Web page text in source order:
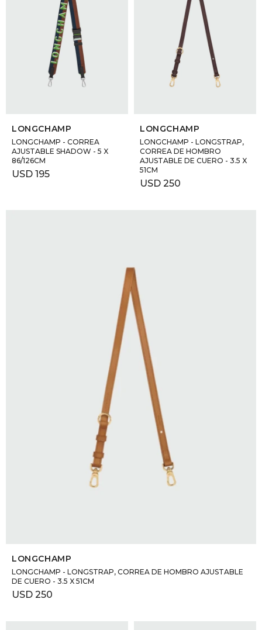
LONGCHAMP
LONGCHAMP - CORREA
AJUSTABLE SHADOW - 5 X
86/126CM
USD 195
LONGCHAMP
LONGCHAMP - LONGSTRAP,
CORREA DE HOMBRO
AJUSTABLE DE CUERO - 3.5 X
51CM
USD 250
LONGCHAMP
LONGCHAMP - LONGSTRAP, CORREA DE HOMBRO AJUSTABLE
DE CUERO - 3.5 X 51CM
USD 250